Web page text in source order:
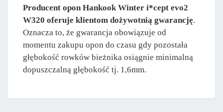
Producent opon Hankook Winter i*cept evo2
W320 oferuje klientom dożywotnią gwarancję.
Oznacza to, że gwarancja obowiązuje od
momentu zakupu opon do czasu gdy pozostała
głębokość rowków bieżnika osiągnie minimalną
dopuszczalną głębokość tj. 1,6mm.